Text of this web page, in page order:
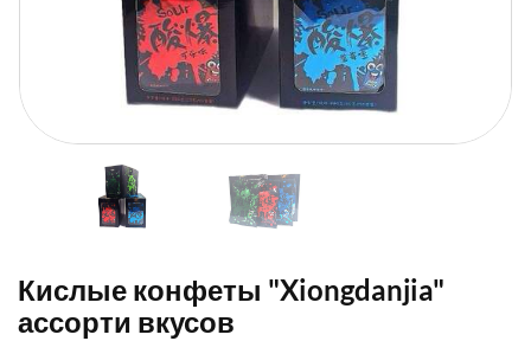
Кислые конфеты "Xiongdanjia"
ассорти вкусов